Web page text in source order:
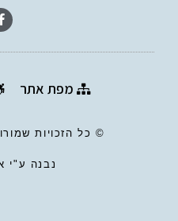
מפת אתר
© כל הזכויות
נבנה ע"י